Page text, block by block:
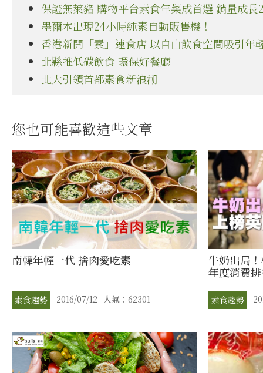
保證無萊豬 購物平台素食年菜成首選 銷量成長
墨爾本出現24小時純素自動販售機！
香港新開「素」速食店 以自由飲食空間吸引年
北縣推低碳飲食 環保好餐廳
北大引領首都素食新浪潮
您也可能喜歡這些文章
南韓年輕一代 捨肉愛吃素
素食趨勢 2016/07/12 人氣：62301
牛奶出局
年度消費
素食趨勢